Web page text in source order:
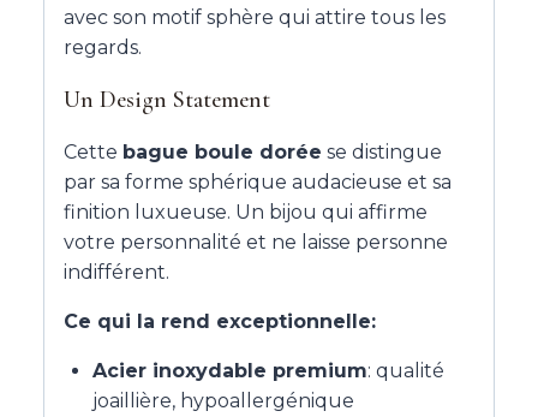
avec son motif sphère qui attire tous les
regards.
Un Design Statement
Cette bague boule dorée se distingue
par sa forme sphérique audacieuse et sa
finition luxueuse. Un bijou qui affirme
votre personnalité et ne laisse personne
indifférent.
Ce qui la rend exceptionnelle:
Acier inoxydable premium: qualité
joaillière, hypoallergénique